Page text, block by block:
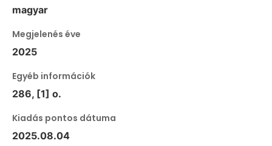
magyar
Megjelenés éve
2025
Egyéb információk
286, [1] o.
Kiadás pontos dátuma
2025.08.04